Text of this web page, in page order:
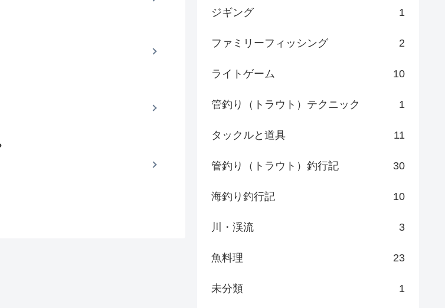
ジギング 1
ファミリーフィッシング 2
ライトゲーム 10
管釣り（トラウト）テクニック 1
タックルと道具 11
管釣り（トラウト）釣行記 30
海釣り釣行記 10
川・渓流 3
魚料理 23
未分類 1